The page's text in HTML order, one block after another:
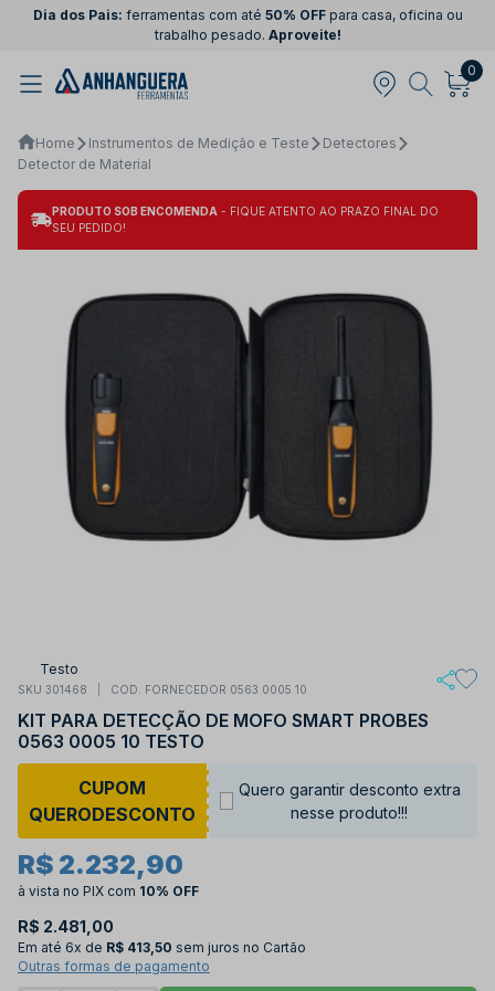
Dia dos Pais: ferramentas com até 50% OFFpara casa, oficina ou
trabalho pesado. Aproveite!
0
Home Instrumentos de Medição e Teste
Detectores
Detector de Material
PRODUTO SOB ENCOMENDA - FIQUE ATENTO AO PRAZO FINAL DO
SEU PEDIDO!
Testo
SKU 301468 COD. FORNECEDOR 0563 0005 10
KIT PARA DETECÇÃO DE MOFO SMART PROBES
0563 0005 10 TESTO
CUPOM
QUERODESCONTO
Quero garantir desconto extra
nesse produto!!!
R$ 2.232,90
à vista no PIX com 10% OFF
R$ 2.481,00
Em até 6x de R$ 413,50 sem juros no Cartão
Outras formas de pagamento